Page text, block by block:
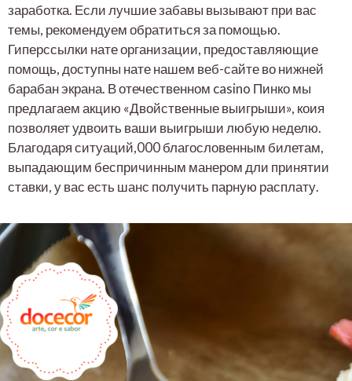
заработка. Если лучшие забавы вызывают при вас
темы, рекомендуем обратиться за помощью.
Гиперссылки нате организации, предоставляющие
помощь, доступны нате нашем веб-сайте во нижней
барабан экрана. В отечественном casino Пинко мы
предлагаем акцию «Двойственные выигрыши», коия
позволяет удвоить ваши выигрыши любую неделю.
Благодаря ситуаций,000 благословенным билетам,
выпадающим беспричинным манером дли принятии
ставки, у вас есть шанс получить парную расплату.